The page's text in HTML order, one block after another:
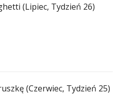
(Lipiec, Tydzień 26)
(Czerwiec, Tydzień 25)